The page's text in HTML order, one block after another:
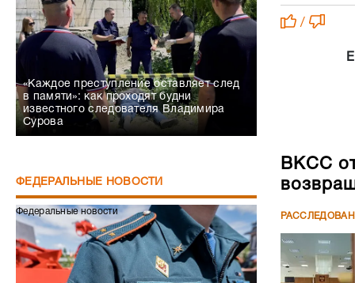
«Каждое преступление оставляет след
в памяти»: как проходят будни
известного следователя Владимира
Сурова
ФЕДЕРАЛЬНЫЕ НОВОСТИ
Федеральные новости
/
ВКСС